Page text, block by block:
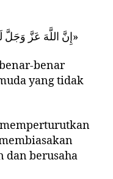
«إِنَّ اللَّهَ عَزَّ وَجَلَّ لَيَعْجَبُ مِنَ الشَّابِّ لَيْسَتْ لَهُ صَبْوَةٌ»
benar
yang tidak
berusaha